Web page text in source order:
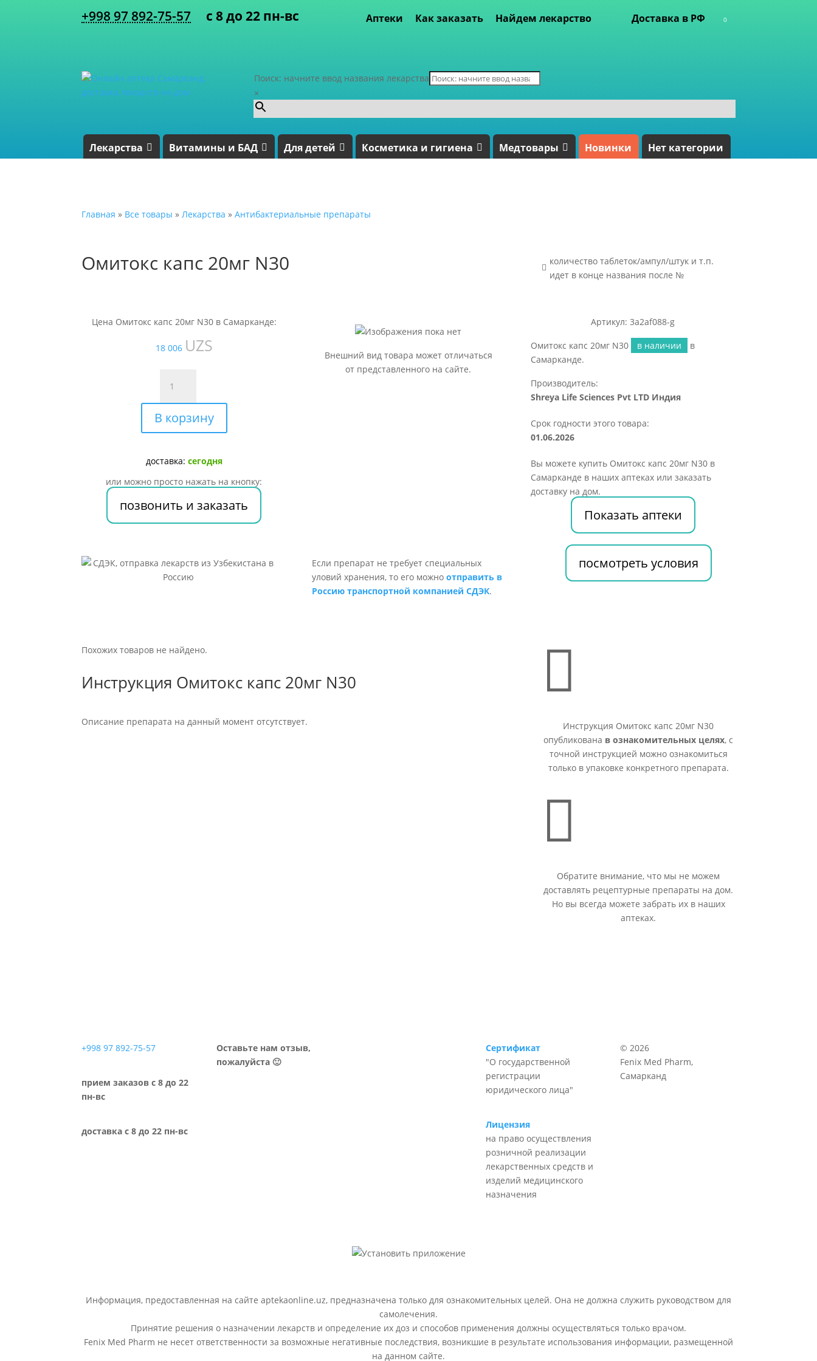
+998 97 892-75-57 с 8 до 22 пн-вс Аптеки Как заказать Найдем лекарство Доставка в РФ 0
Поиск: начните ввод названия лекарства
×
Лекарства Витамины и БАД Для детей Косметика и гигиена Медтовары Новинки Нет категории
Главная » Все товары » Лекарства » Антибактериальные препараты
Омитокс капс 20мг N30 
количество таблеток/ампул/штук и т.п.
идет в конце названия после №
Цена Омитокс капс 20мг N30 в Самарканде:
18 006 UZS
товара
Омитокс
капс
20мг
В корзину
доставка: сегодня
или можно просто нажать на кнопку:
позвонить и заказать
Внешний вид товара может отличаться
от представленного на сайте.
Артикул: 3a2af088-g
Омитокс капс 20мг N30 в наличии
в
Самарканде.
Производитель:
Shreya Life Scienсes Pvt LTD Индия
Срок годности этого товара:
01.06.2026
Вы можете купить Омитокс капс 20мг N30 в
Самарканде в наших аптеках или заказать
доставку на дом.
Показать аптеки
Если препарат не требует специальных
уловий хранения, то его можно отправить в
Россию транспортной компанией СДЭК.
посмотреть условия
Похожих товаров не найдено.
Инструкция Омитокс капс 20мг N30
Описание препарата на данный момент отсутствует.

Инструкция Омитокс капс 20мг N30
опубликована в ознакомительных целях, с
точной инструкцией можно ознакомиться
только в упаковке конкретного препарата.

Обратите внимание, что мы не можем
доставлять рецептурные препараты на дом.
Но вы всегда можете забрать их в наших
аптеках.
+998 97 892-75-57
прием заказов с 8 до 22
пн-вс
доставка с 8 до 22 пн-вс
Оставьте нам отзыв,
пожалуйста 🙂
Сертификат
"О государственной
регистрации
юридического лица"
Лицензия
на право осуществления
розничной реализации
лекарственных средств и
изделий медицинского
назначения
© 2026
Fenix Med Pharm,
Самарканд
Информация, предоставленная на сайте aptekaonline.uz, предназначена только для ознакомительных целей. Она не должна служить руководством для
самолечения.
Принятие решения о назначении лекарств и определение их доз и способов применения должны осуществляться только врачом.
Fenix Med Pharm не несет ответственности за возможные негативные последствия, возникшие в результате использования информации, размещенной
на данном сайте.